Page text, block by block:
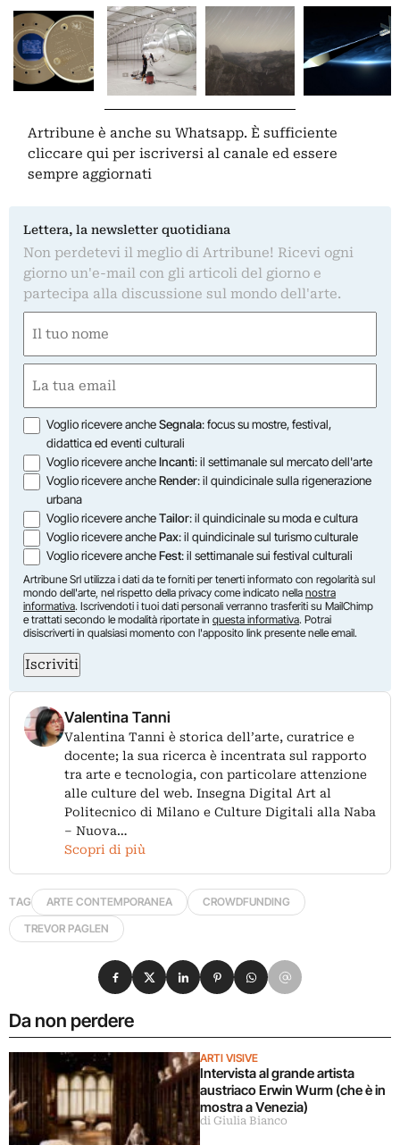
Time
Artribune è anche su Whatsapp. È sufficiente
cliccare qui per iscriversi al canale ed essere
sempre aggiornati
Lettera, la newsletter quotidiana
Non perdetevi il meglio di Artribune! Ricevi ogni
giorno un'e-mail con gli articoli del giorno e
partecipa alla discussione sul mondo dell'arte.
(Required)
First
(Required)
Opzioni
Voglio ricevere ancheSegnala: focus su mostre, festival,
didattica ed eventi culturali
Voglio ricevere ancheIncanti: il settimanale sul mercato dell'arte
Voglio ricevere ancheRender: il quindicinale sulla rigenerazione
urbana
Voglio ricevere ancheTailor: il quindicinale su moda e cultura
Voglio ricevere anchePax: il quindicinale sul turismo culturale
Voglio ricevere ancheFest: il settimanale sui festival culturali
Artribune Srl utilizza i dati da te forniti per tenerti informato con regolarità sul
mondo dell'arte, nel rispetto della privacy come indicato nella nostra
informativa. Iscrivendoti i tuoi dati personali verranno trasferiti su MailChimp
e trattati secondo le modalità riportate in questa informativa. Potrai
disiscriverti in qualsiasi momento con l'apposito link presente nelle email.
Iscriviti
Valentina Tanni
Valentina Tanni è storica dell’arte, curatrice e
docente; la sua ricerca è incentrata sul rapporto
tra arte e tecnologia, con particolare attenzione
alle culture del web. Insegna Digital Art al
Politecnico di Milano e Culture Digitali alla Naba
– Nuova…
Scopri di più
TAG ARTE CONTEMPORANEA
CROWDFUNDING
TREVOR PAGLEN
Da non perdere
ARTI VISIVE
Intervista al grande artista
austriaco Erwin Wurm (che è in
mostra a Venezia)
di Giulia Bianco
Condividi su Facebook
Condividi su X
Condividi su LinkedIn
Condividi su Pinterest
Condividi su WhatsApp
Condividi su Email